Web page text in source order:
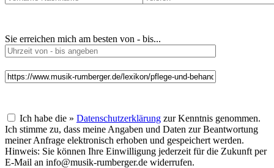
Sie erreichen mich am besten von - bis...
Ich habe die » Datenschutzerklärung zur Kenntnis genommen.
Ich stimme zu, dass meine Angaben und Daten zur Beantwortung
meiner Anfrage elektronisch erhoben und gespeichert werden.
Hinweis: Sie können Ihre Einwilligung jederzeit für die Zukunft per
E-Mail an info@musik-rumberger.de widerrufen.